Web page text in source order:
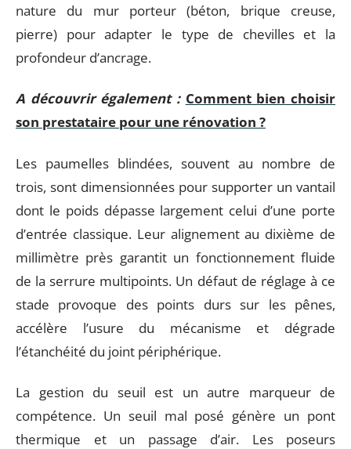
nature du mur porteur (béton, brique creuse,
pierre) pour adapter le type de chevilles et la
profondeur d’ancrage.
A découvrir également : Comment bien choisir
son prestataire pour une rénovation ?
Les paumelles blindées, souvent au nombre de
trois, sont dimensionnées pour supporter un vantail
dont le poids dépasse largement celui d’une porte
d’entrée classique. Leur alignement au dixième de
millimètre près garantit un fonctionnement fluide
de la serrure multipoints. Un défaut de réglage à ce
stade provoque des points durs sur les pênes,
accélère l’usure du mécanisme et dégrade
l’étanchéité du joint périphérique.
La gestion du seuil est un autre marqueur de
compétence. Un seuil mal posé génère un pont
thermique et un passage d’air. Les poseurs